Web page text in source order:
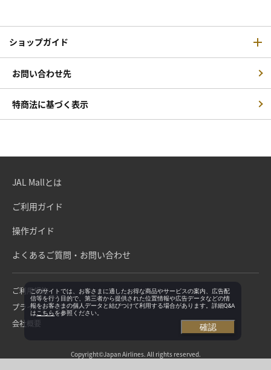
ショップガイド
お問い合わせ先
特商法に基づく表示
JAL Mallとは
ご利用ガイド
操作ガイド
よくあるご質問・お問い合わせ
ご利用規約
プライバシーポリシー
会社概要
Copyright©Japan Airlines. All rights reserved.
このサイトでは、お客さまに適したお得な商品やサービスの案内、広告配
信等を行う目的で、第三者から提供された位置情報や広告データなどの情
報をお客さまの個人データと結びつけて利用する場合があります。詳細Q&A
は こちらを参照ください。
確認